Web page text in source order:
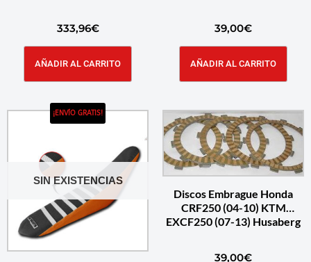
333,96€
AÑADIR AL CARRITO
39,00€
AÑADIR AL CARRITO
SIN EXISTENCIAS
¡ENVÍO GRATIS!
Discos Embrague Honda
CRF250 (04-10) KTM
EXCF250 (07-13) Husaberg
39,00€